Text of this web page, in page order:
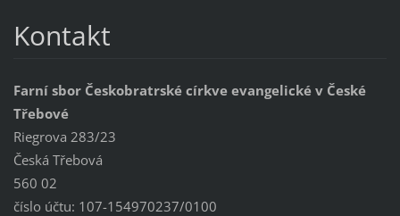
Kontakt
Farní sbor Českobratrské církve evangelické v České
Třebové
Riegrova 283/23
Česká Třebová
560 02
číslo účtu: 107-154970237/0100